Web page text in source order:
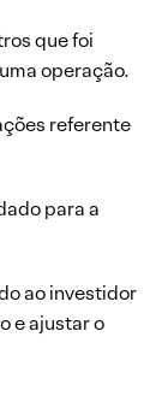
que foi
operação.
referente
para a
ao investidor
e ajustar o